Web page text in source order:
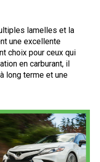
lamelles et la
une excellente
choix pour ceux qui
en carburant, il
long terme et une